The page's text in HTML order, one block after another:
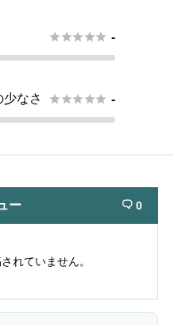
 -
なさ  -
ー  0
れていません。